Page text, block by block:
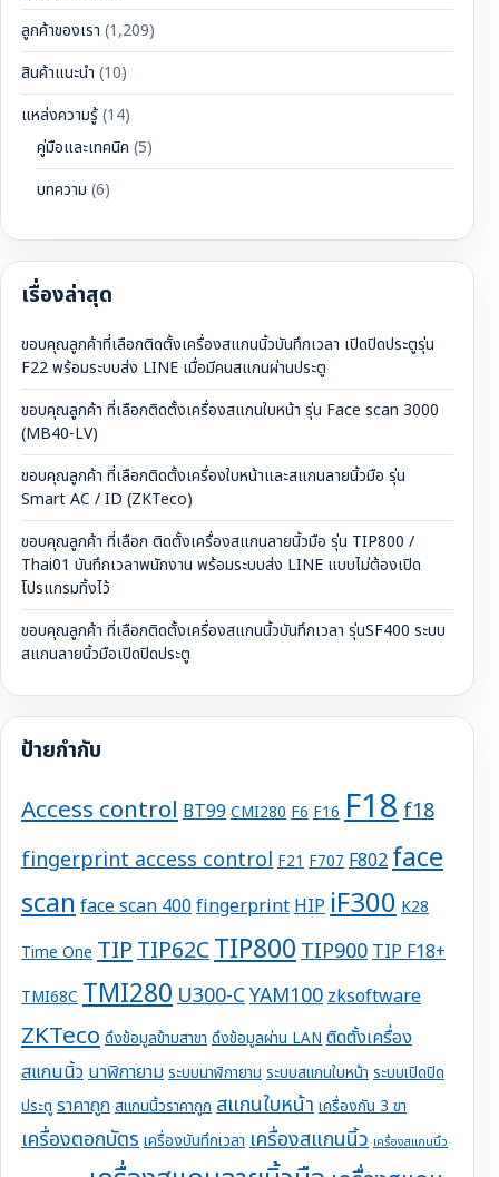
ลูกค้าของเรา (1,209)
สินค้าแนะนำ (10)
แหล่งความรู้(14)
คู่มือและเทคนิค (5)
บทความ (6)
เรื่องล่าสุด
ขอบคุณลูกค้าที่เลือกติดตั้งเครื่องสแกนนิ้วบันทึกเวลา เปิดปิดประตูรุ่น
F22 พร้อมระบบส่ง LINE เมื่อมีคนสแกนผ่านประตู
ขอบคุณลูกค้า ที่เลือกติดตั้งเครื่องสแกนใบหน้า รุ่น Face scan 3000
(MB40-LV)
ขอบคุณลูกค้า ที่เลือกติดตั้งเครื่องใบหน้าและสแกนลายนิ้วมือ รุ่น
Smart AC / ID (ZKTeco)
ขอบคุณลูกค้า ที่เลือก ติดตั้งเครื่องสแกนลายนิ้วมือ รุ่น TIP800 /
Thai01 บันทึกเวลาพนักงาน พร้อมระบบส่ง LINE แบบไม่ต้องเปิด
โปรแกรมทิ้งไว้
ขอบคุณลูกค้า ที่เลือกติดตั้งเครื่องสแกนนิ้วบันทึกเวลา รุ่นSF400 ระบบ
สแกนลายนิ้วมือเปิดปิดประตู
ป้ายกำกับ
Access control BT99 CMI280 F6 F16 F18f18
fingerprint access control F21 F707 F802face
scanface scan 400fingerprintHIPiF300 K28
Time One TIPTIP62CTIP800TIP900TIP F18+
TMI68C TMI280U300-CYAM100zksoftware
ZKTeco ดึงข้อมูลข้ามสาขา ดึงข้อมูลผ่าน LAN ติดตั้งเครื่อง
สแกนนิ้วนาฬิกายาม ระบบนาฬิกายาม ระบบสแกนใบหน้า ระบบเปิดปิด
ประตู ราคาถูก สแกนนิ้วราคาถูก สแกนใบหน้า เครื่องกัน 3 ขา
เครื่องตอกบัตร เครื่องบันทึกเวลา เครื่องสแกนนิ้ว เครื่องสแกนนิ้ว